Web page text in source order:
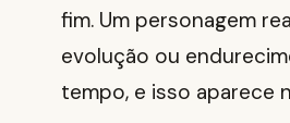
fim. Um personagem
evolução ou
tempo, e isso aparece